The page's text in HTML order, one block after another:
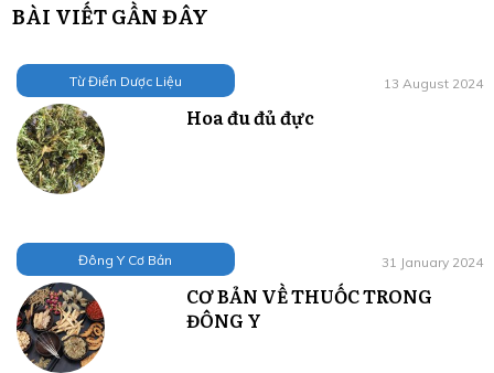
BÀI VIẾT GẦN ĐÂY
Từ Điển Dược Liệu 13 August 2024
Hoa đu đủ đực
Đông Y Cơ Bản 31 January 2024
CƠ BẢN VỀ THUỐC TRONG
ĐÔNG Y